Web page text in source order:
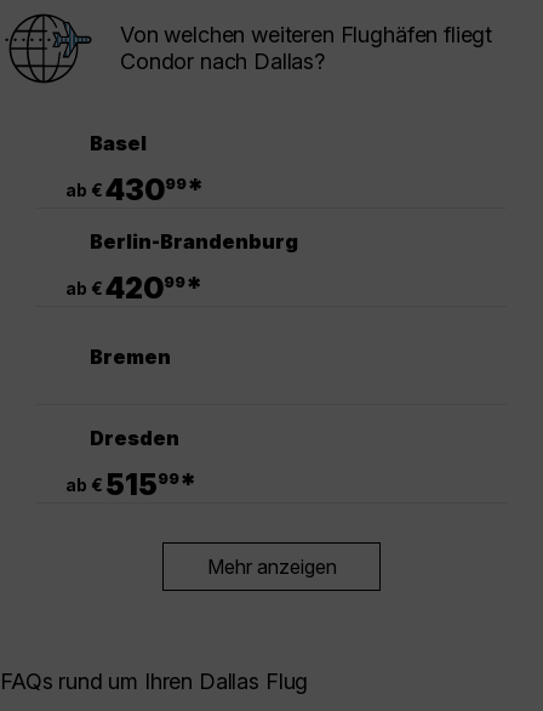
Von welchen weiteren Flughäfen fliegt
Condor nach Dallas?
Basel
ab €43099*
Berlin-Brandenburg
ab €42099*
Bremen
Dresden
ab € 51599*
Mehr anzeigen
FAQs rund um Ihren Dallas Flug